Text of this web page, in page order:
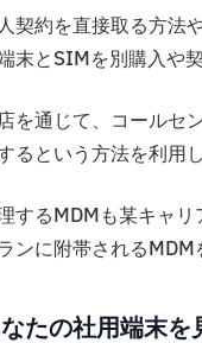
契約を直接取る方法
末とSIMを別購入や契
を通じて、コールセ
るという方法を利用
するMDMも某キャ
ンに附帯されるMDM
たの社用端末を